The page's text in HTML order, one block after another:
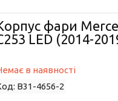
фари
LED (2014-
в наявності
B31-4656-2